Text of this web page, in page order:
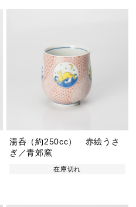
湯呑（約250cc） 赤絵うさ
ぎ／青郊窯
在庫切れ